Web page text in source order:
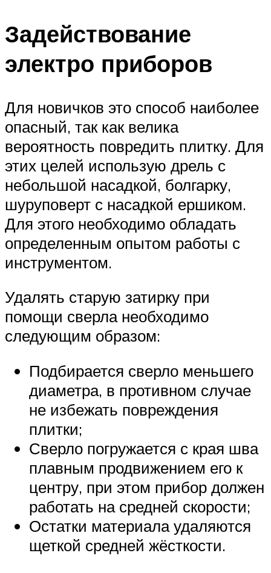
Задействование
электро приборов
Для новичков это способ наиболее
опасный, так как велика
вероятность повредить плитку. Для
этих целей использую дрель с
небольшой насадкой, болгарку,
шуруповерт с насадкой ершиком.
Для этого необходимо обладать
определенным опытом работы с
инструментом.
Удалять старую затирку при
помощи сверла необходимо
следующим образом:
Подбирается сверло меньшего
диаметра, в противном случае
не избежать повреждения
плитки;
Сверло погружается с края шва
плавным продвижением его к
центру, при этом прибор должен
работать на средней скорости;
Остатки материала удаляются
щеткой средней жёсткости.